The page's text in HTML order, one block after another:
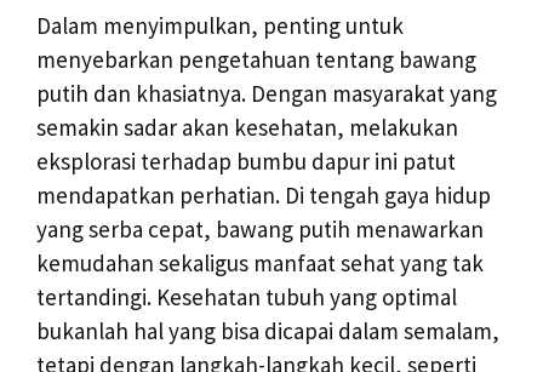
Dalam menyimpulkan, penting untuk
menyebarkan pengetahuan tentang bawang
putih dan khasiatnya. Dengan masyarakat yang
semakin sadar akan kesehatan, melakukan
eksplorasi terhadap bumbu dapur ini patut
mendapatkan perhatian. Di tengah gaya hidup
yang serba cepat, bawang putih menawarkan
kemudahan sekaligus manfaat sehat yang tak
tertandingi. Kesehatan tubuh yang optimal
bukanlah hal yang bisa dicapai dalam semalam,
tetapi dengan langkah-langkah kecil, seperti